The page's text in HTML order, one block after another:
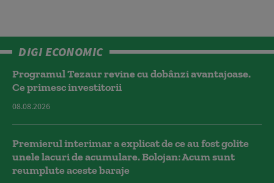
DIGI ECONOMIC
Programul Tezaur revine cu dobânzi avantajoase.
Ce primesc investitorii
08.08.2026
Premierul interimar a explicat de ce au fost golite
unele lacuri de acumulare. Bolojan: Acum sunt
reumplute aceste baraje